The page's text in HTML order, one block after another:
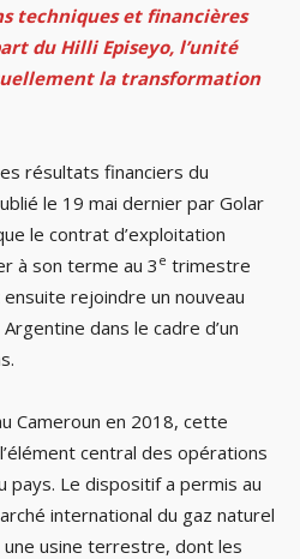
techniques et financières
du Hilli Episeyo, l’unité
la transformation
résultats financiers du
le 19 mai dernier par Golar
le contrat d’exploitation
à son terme au 3 e trimestre
rejoindre un nouveau
dans le cadre d’un
Cameroun en 2018, cette
central des opérations
pays. Le dispositif a permis au
international du gaz naturel
usine terrestre, dont les